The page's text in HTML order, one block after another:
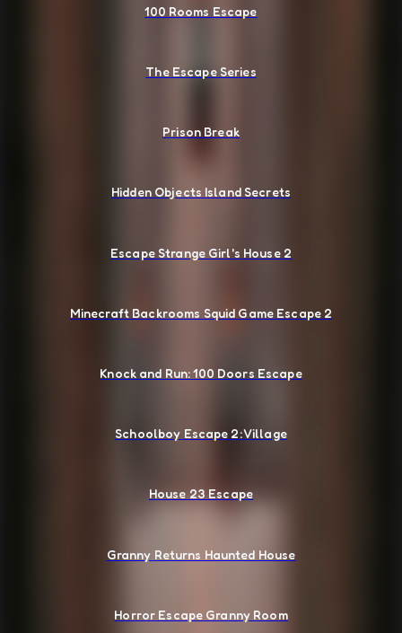
100 Rooms Escape
The Escape Series
Prison Break
Hidden Objects Island Secrets
Escape Strange Girl's House 2
Minecraft Backrooms Squid Game Escape 2
Knock and Run: 100 Doors Escape
Schoolboy Escape 2: Village
House 23 Escape
Granny Returns Haunted House
Horror Escape Granny Room